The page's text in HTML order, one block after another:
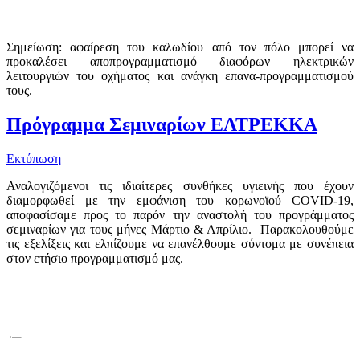
Σημείωση: αφαίρεση του καλωδίου από τον πόλο μπορεί να
προκαλέσει αποπρογραμματισμό διαφόρων ηλεκτρικών
λειτουργιών του οχήματος και ανάγκη επανα-προγραμματισμού
τους.
Πρόγραμμα Σεμιναρίων ΕΛΤΡΕΚΚΑ
Εκτύπωση
Αναλογιζόμενοι τις ιδιαίτερες συνθήκες υγιεινής που έχουν
διαμορφωθεί με την εμφάνιση του κορωνοϊού COVID-19,
αποφασίσαμε προς το παρόν την αναστολή του προγράμματος
σεμιναρίων για τους μήνες Μάρτιο & Απρίλιο. Παρακολουθούμε
τις εξελίξεις και ελπίζουμε να επανέλθουμε σύντομα με συνέπεια
στον ετήσιο προγραμματισμό μας.